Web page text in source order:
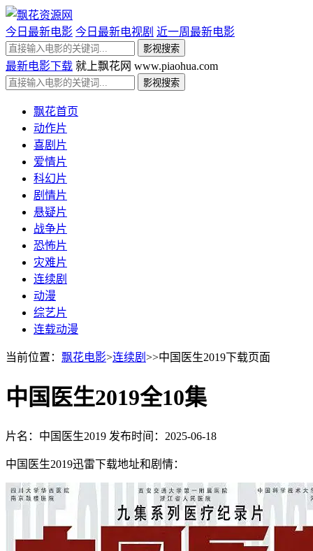
今日最新电影 今日最新电视剧 近一周最新电影
最新电影下载 就上飘花网 www.piaohua.com
飘花首页
动作片
喜剧片
爱情片
科幻片
剧情片
悬疑片
战争片
恐怖片
灾难片
连续剧
动漫
综艺片
连载动漫
当前位置： 飘花电影>连续剧 >>中国医生2019下载页面
中国医生2019全10集
片名：中国医生2019 发布时间：2025-06-18
中国医生2019迅雷下载地址和剧情：